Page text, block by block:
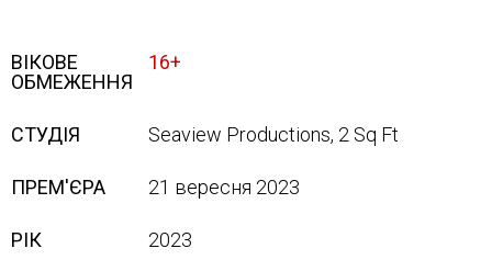
ВІКОВЕ
ОБМЕЖЕННЯ
16+
СТУДІЯ Seaview Productions, 2 Sq Ft
ПРЕМ'ЄРА 21 вересня 2023
РІК 2023